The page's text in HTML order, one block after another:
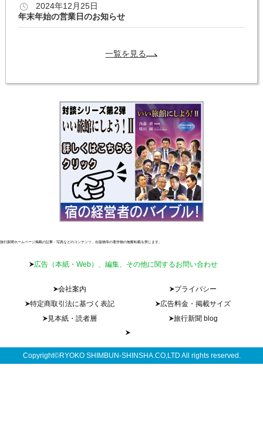
2024年12月25日
年末年始の営業日のお知らせ
一覧を見る
旅行新聞ホームページ掲載の記事・写真などのコンテンツ、出版物等の著作物の無断転載を禁じます。
広告（本紙・Web）、編集、その他に関するお問い合わせ
会社案内
プライバシー
特定商取引法に基づく表記
広告料金・掲載サイズ
見本紙・読者層
旅行新聞 blog
Copyright©RYOKO SHIMBUN-SHINSHA.CO,LTD All rights reserved.